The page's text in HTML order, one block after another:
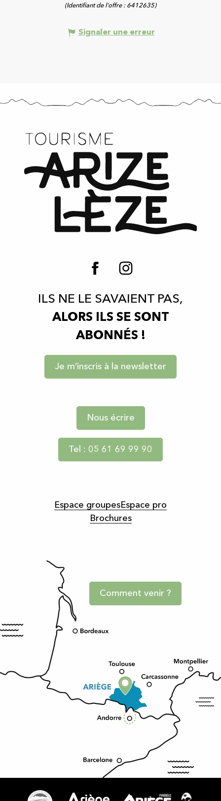
(Identifiant de l'offre : 6412635)
Signaler une erreur
ILS NE LE SAVAIENT PAS,
ALORS ILS SE SONT
ABONNÉS !
Je m’inscris à la newsletter
Nous écrire
Tel : 05 61 69 99 90
Espace groupesEspace pro
Brochures
Comment venir ?